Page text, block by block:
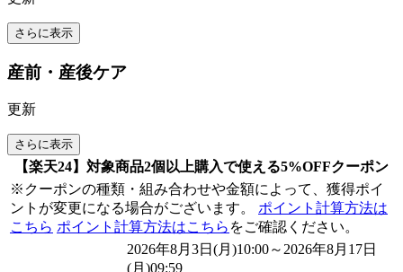
さらに表示
産前・産後ケア
更新
さらに表示
【楽天24】対象商品2個以上購入で使える5%OFFクーポン
※クーポンの種類・組み合わせや金額によって、獲得ポイ
ントが変更になる場合がございます。 ポイント計算方法は
こちら ポイント計算方法はこちら をご確認ください。
2026年8月3日(月)10:00～2026年8月17日
(月)09:59